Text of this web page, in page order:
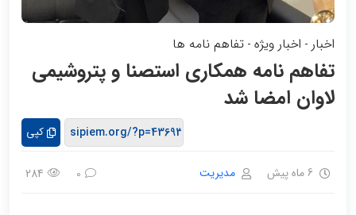
اخبار - اخبار ویژه - تفاهم نامه ها
تفاهم نامه همکاری استصنا و پتروشیمی
لاوان امضا شد
کپی
6 ماه پیش مدیریت 0
284